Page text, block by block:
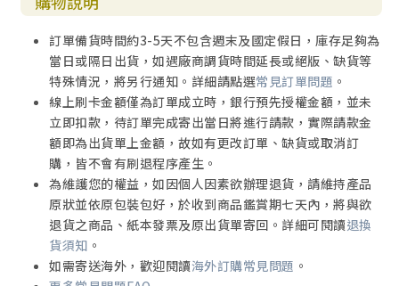
訂單備貨時間約3-5天不包含週末及國定假日，庫存足夠為
當日或隔日出貨，如遇廠商調貨時間延長或絕版、缺貨等
特殊情況，將另行通知。詳細請點選常見訂單問題 。
線上刷卡金額僅為訂單成立時，銀行預先授權金額，並未
立即扣款，待訂單完成寄出當日將進行請款，實際請款金
額即為出貨單上金額，故如有更改訂單、缺貨或取消訂
購，皆不會有刷退程序產生。
為維護您的權益，如因個人因素欲辦理退貨，請維持產品
原狀並依原包裝包好，於收到商品鑑賞期七天內，將與欲
退貨之商品、紙本發票及原出貨單寄回。詳細可閱讀退換
貨須知 。
如需寄送海外，歡迎閱讀海外訂購常見問題 。